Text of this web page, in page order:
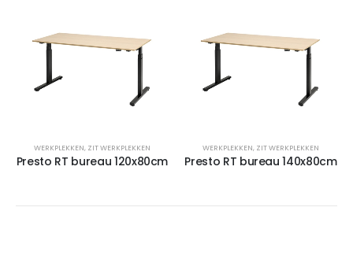
WERKPLEKKEN, ZIT WERKPLEKKEN
Presto RT bureau 120x80cm
WERKPLEKKEN, ZIT WERKPLEKKEN
Presto RT bureau 140x80cm